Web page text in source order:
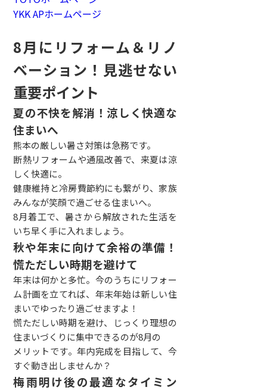
YKK APホームページ
8月にリフォーム＆リノ
ベーション！見逃せない
重要ポイント
夏の不快を解消！涼しく快適な
住まいへ
熊本の厳しい暑さ対策は急務です。
断熱リフォームや通風改善で、来夏は涼
しく快適に。
健康維持と冷房費節約にも繋がり、家族
みんなが笑顔で過ごせる住まいへ。
8月着工で、暑さから解放された生活を
いち早く手に入れましょう。
秋や年末に向けて余裕の準備！
慌ただしい時期を避けて
年末は何かと多忙。今のうちにリフォー
ム計画を立てれば、年末年始は新しい住
まいでゆったり過ごせますよ！
慌ただしい時期を避け、じっくり理想の
住まいづくりに集中できるのが8月の
メリットです。年内完成を目指して、今
すぐ動き出しませんか？
梅雨明け後の最適なタイミン